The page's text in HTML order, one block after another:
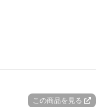
この商品を見る